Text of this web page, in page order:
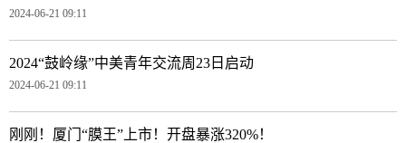
2024-06-21 09:11
2024“鼓岭缘”中美青年交流周23日启动
2024-06-21 09:11
刚刚！厦门“膜王”上市！开盘暴涨320%！